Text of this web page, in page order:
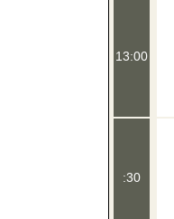
13:00
:30